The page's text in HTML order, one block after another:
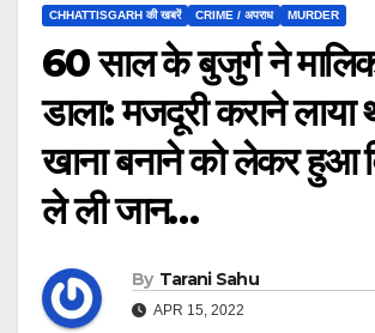
CHHATTISGARH की खबरें CRIME / अपराध MURDER
60 साल के बुजुर्ग ने
डाला: मजदूरी कराने
खाना बनाने को लेकर हुआ
ले ली जान…
By Tarani Sahu
APR 15, 2022